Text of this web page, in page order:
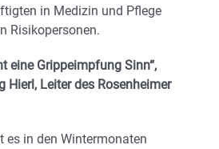
in Medizin und Pflege
Risikopersonen.
eine Grippeimpfung Sinn“,
Hierl, Leiter des Rosenheimer
es in den Wintermonaten